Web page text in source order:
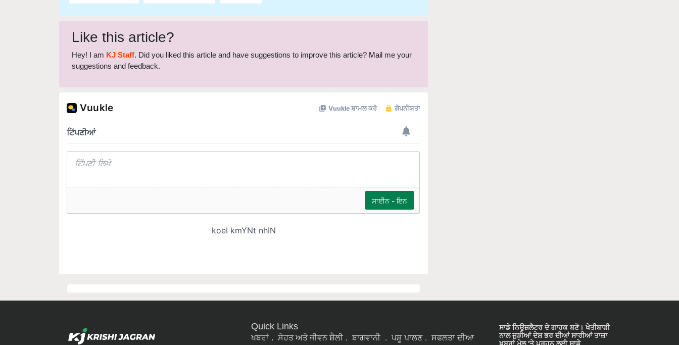
Like this article?
suggestions and feedback.
Quick Links
ਖਬਰਾਂ ਸੇਹਤ ਅਤੇ ਜੀਵਨ ਸ਼ੈਲੀ ਬਾਗਵਾਨੀ
ਸਫਲਤਾ ਦੀਆ
ਸਾਡੇ ਨਿਉਜ਼ਲੈਟਰ ਦੇ ਗਾਹਕ ਬਣੋ। ਖੇਤੀਬਾੜੀ
ਨਾਲ ਜੁੜੀਆਂ ਦੇਸ਼ ਭਰ ਦੀਆਂ ਸਾਰੀਆਂ ਤਾਜ਼ਾ
ਖ਼ਬਰਾਂ ਮੇਲ 'ਤੇ ਪੜ੍ਹਨ ਲਈ ਸਾਡੇ